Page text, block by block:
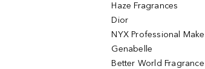
Haze Fragrances
Dior
NYX Professional
Genabelle
Better World